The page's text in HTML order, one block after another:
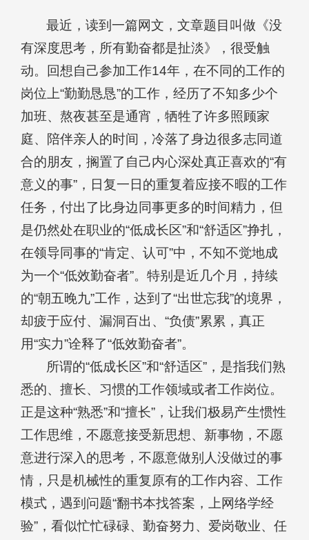
最近，读到一篇网文，文章题目叫做《没
有深度思考，所有勤奋都是扯淡》，很受触
动。回想自己参加工作14年，在不同的工作的
岗位上“勤勤恳恳”的工作，经历了不知多少个
加班、熬夜甚至是通宵，牺牲了许多照顾家
庭、陪伴亲人的时间，冷落了身边很多志同道
合的朋友，搁置了自己内心深处真正喜欢的“有
意义的事”，日复一日的重复着应接不暇的工作
任务，付出了比身边同事更多的时间精力，但
是仍然处在职业的“低成长区”和“舒适区”挣扎，
在领导同事的“肯定、认可”中，不知不觉地成
为一个“低效勤奋者”。特别是近几个月，持续
的“朝五晚九”工作，达到了“出世忘我”的境界，
却疲于应付、漏洞百出、“负债”累累，真正
用“实力”诠释了“低效勤奋者”。
所谓的“低成长区”和“舒适区”，是指我们熟
悉的、擅长、习惯的工作领域或者工作岗位。
正是这种“熟悉”和“擅长”，让我们极易产生惯性
工作思维，不愿意接受新思想、新事物，不愿
意进行深入的思考，不愿意做别人没做过的事
情，只是机械性的重复原有的工作内容、工作
模式，遇到问题“翻书本找答案，上网络学经
验”，看似忙忙碌碌、勤奋努力、爱岗敬业、任